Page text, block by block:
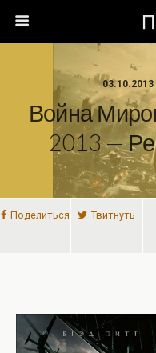
Война
2013 —
Поделиться Твитнуть